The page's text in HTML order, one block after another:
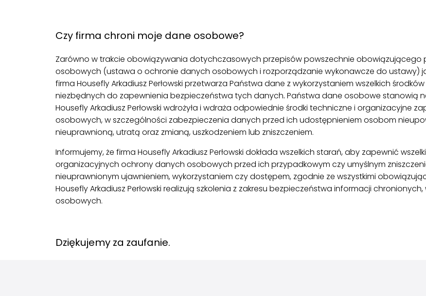
Czy firma chroni moje dane osobowe?
Zarówno w trakcie obowiązywania dotychczasowych przepisów powszechnie
osobowych (ustawa o ochronie danych osobowych i rozporządzanie wykonawcze do ustawy)
firma Housefly Arkadiusz Perłowski przetwarza Państwa dane z wykorzystaniem wszelkich
niezbędnych do zapewnienia bezpieczeństwa tych danych. Państwa dane osobowe stanowią
Housefly Arkadiusz Perłowski wdrożyła i wdraża odpowiednie środki techniczne i organizacyjne
osobowych, w szczególności zabezpieczenia danych przed ich udostępnieniem osobom
nieuprawnioną, utratą oraz zmianą, uszkodzeniem lub zniszczeniem.
Informujemy, że firma Housefly Arkadiusz Perłowski dokłada wszelkich starań, aby zapewnić
organizacyjnych ochrony danych osobowych przed ich przypadkowym czy umyślnym
nieuprawnionym ujawnieniem, wykorzystaniem czy dostępem, zgodnie ze wszystkimi
Housefly Arkadiusz Perłowski realizują szkolenia z zakresu bezpieczeństwa informacji
osobowych.
Dziękujemy za zaufanie.